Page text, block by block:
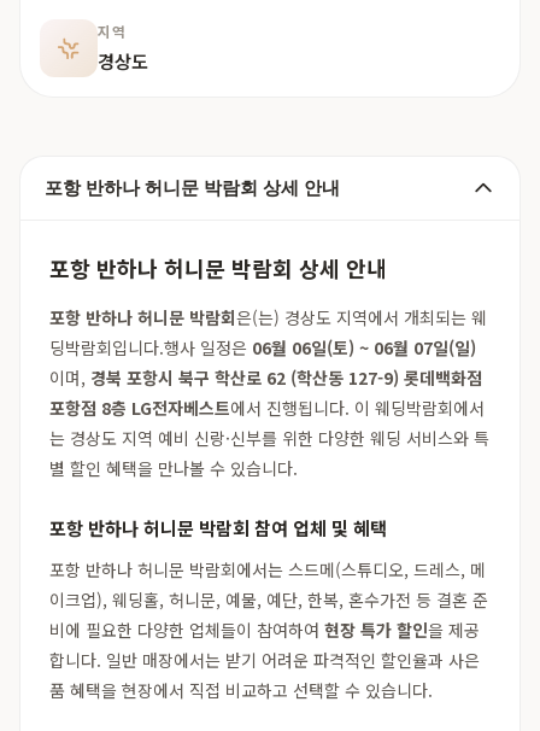
지역
경상도
포항 반하나 허니문 박람회 상세 안내
포항 반하나 허니문 박람회 상세 안내
포항 반하나 허니문 박람회은(는) 경상도 지역에서 개최되는 웨
딩박람회입니다.행사 일정은 06월 06일(토) ~ 06월 07일(일)
이며, 경북 포항시 북구 학산로 62 (학산동 127-9) 롯데백화점
포항점 8층 LG전자베스트에서 진행됩니다. 이 웨딩박람회에서
는 경상도 지역 예비 신랑·신부를 위한 다양한 웨딩 서비스와 특
별 할인 혜택을 만나볼 수 있습니다.
포항 반하나 허니문 박람회 참여 업체 및 혜택
포항 반하나 허니문 박람회에서는 스드메(스튜디오, 드레스, 메
이크업), 웨딩홀, 허니문, 예물, 예단, 한복, 혼수가전 등 결혼 준
비에 필요한 다양한 업체들이 참여하여 현장 특가 할인을 제공
합니다. 일반 매장에서는 받기 어려운 파격적인 할인율과 사은
품 혜택을 현장에서 직접 비교하고 선택할 수 있습니다.